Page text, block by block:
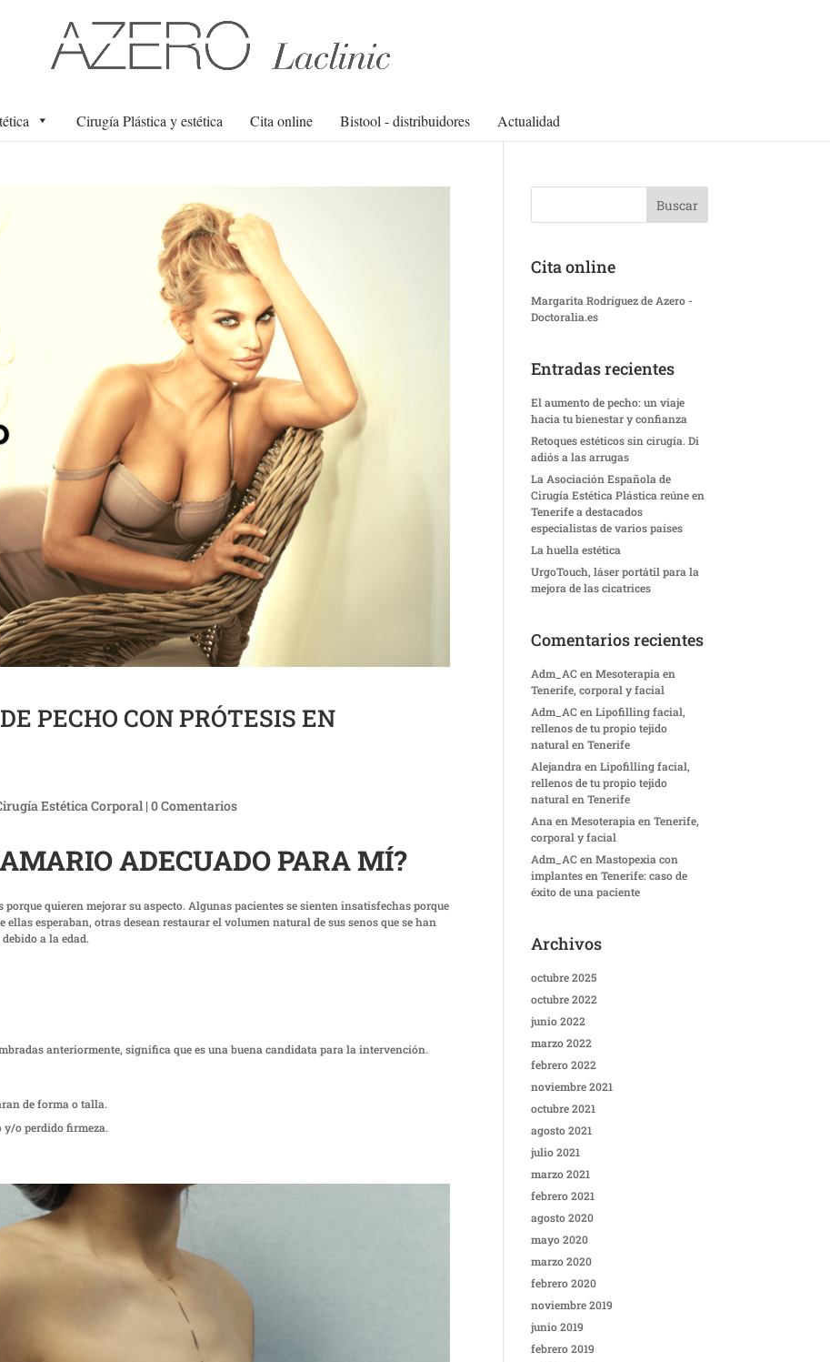
Cirugía Plástica y estética Cita online Bistool - distribuidores Actualidad
PECHO CON PRÓTESIS EN
Estética Corporal |0 Comentarios
ADECUADO PARA MÍ?
porque quieren mejorar su aspecto. Algunas pacientes se sienten insatisfechas porque
esperaban, otras desean restaurar el volumen natural de sus senos que se han
a la edad.
anteriormente, significa que es una buena candidata para la intervención.
de forma o talla.
y/o perdido firmeza.
Cita online
Margarita Rodríguez de Azero -
Doctoralia.es
Entradas recientes
El aumento de pecho: un viaje
hacia tu bienestar y confianza
Retoques estéticos sin cirugía. Di
adiós a las arrugas
La Asociación Española de
Cirugía Estética Plástica reúne en
Tenerife a destacados
especialistas de varios países
La huella estética
UrgoTouch, láser portátil para la
mejora de las cicatrices
Comentarios recientes
Adm_AC enMesoterapia en
Tenerife, corporal y facial
Adm_AC enLipofilling facial,
rellenos de tu propio tejido
natural en Tenerife
Alejandra enLipofilling facial,
rellenos de tu propio tejido
natural en Tenerife
Ana enMesoterapia en Tenerife,
corporal y facial
Adm_AC enMastopexia con
implantes en Tenerife: caso de
éxito de una paciente
Archivos
octubre 2025
octubre 2022
junio 2022
marzo 2022
febrero 2022
noviembre 2021
octubre 2021
agosto 2021
julio 2021
marzo 2021
febrero 2021
agosto 2020
mayo 2020
marzo 2020
febrero 2020
noviembre 2019
junio 2019
febrero 2019